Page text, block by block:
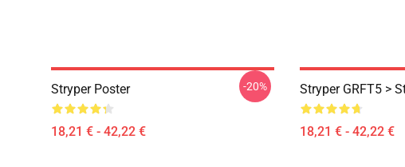
Stryper Poster
18,21 € - 42,22 €
-20% Stryper GRFT5 >
18,21 € - 42,22 €